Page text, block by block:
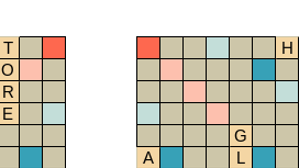
T
O
R
E
H
G
A
L